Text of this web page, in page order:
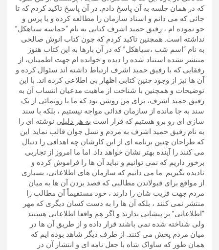
که در همان جلسه به آن پاسخ دادم. در آن پاسخ تاکید کردم که تا
جائی که می دانم و اسناد سازمان را مطالعه کرده و یا پرس و
جو نموده ام ، رفیق حمید اشرف کتابی به نام “حماسه سیاهکل”
نداشته است. همچنین تاکید کردم که چون کتاب انوش صالحی
به نام “اسم شب ،سیاهکل” که در آن بارها به این کتاب هنوز
منتشر نشده استناد شده را دیده و خوانده ام جهت اطمینان، از
رفقایی که با رفیق حمید اشرف ارتباط داشته اند سئوال کرده و
آن ها نیز از وجود چنین کتابی اظهار بی اطلاعی کرده اند. با این
توضیحات و همچنین با شناخت از ماهیت مدعیان انتساب آن به
رفیق حمید اشرف، برای من روشن بود که ما با رونمائی از یک
سند به جا مانده از سازمان فدائی مواجه نیستیم ، بلکه با سند
سازی ای رو برو هستیم که قرار است به هر دلیلی نوشته ای را
به نام رفیق حمید اشرف به مردم و نسل جوان قالب نماید. این
که طراحان چنین برنامه ای از این کارشان چه اهدافی را دنبال
می کنند را آینده بهتر نشان خواهد داد. اما ما امروز از تجاربی
برخور داریم که نمی توانیم و نباید آن ها را فراموش کرده و
نادیده بگیریم. ما می دانیم که سازمان های اطلاعاتی، بسیاری
از مواقع برای قبولاندن مطالبی که قصد بردن آن ها به میان
مردم جهت فریب شان را دارند ، خود مستقیماً آن مطالب را
منتشر نمی کنند ، بلکه آن ها را به دست کسان دیگری که مهر
“اطلاعاتی” بر پیشانی ندارند و اگر هم واقعا اطلاعاتی هستند
ولی شناخته شده نمی باشند قرار داده و از طریق آن ها در
میان مردم پخش می کنند. از طرف دیگر شاهد بوده ایم که
همان طور که ساواک شاه با جعل نامه ای و انتشار آن در